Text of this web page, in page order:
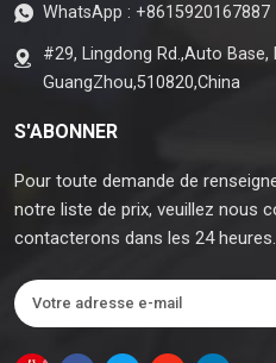
WhatsApp : +8615920167887
#29, Lingdong Rd.,Auto
GuangZhou,510820,China
S'ABONNER
Pour toute demande de
notre liste de prix, veuillez nous
contacterons dans les 24 heures.